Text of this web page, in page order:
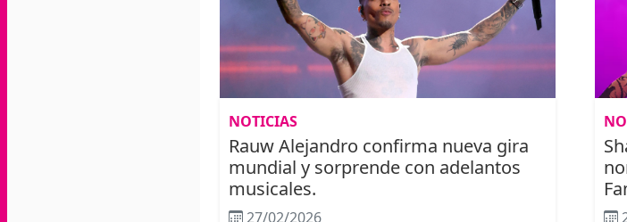
NOTICIAS
Rauw Alejandro confirma nueva gira
mundial y sorprende con adelantos
musicales.
27/02/2026